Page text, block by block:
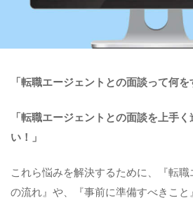
「転職エージェントとの面談って何を
「転職エージェントとの面談を上手
い！」
これら悩みを解決するために、『転
の流れ』や、『事前に準備すべきこ